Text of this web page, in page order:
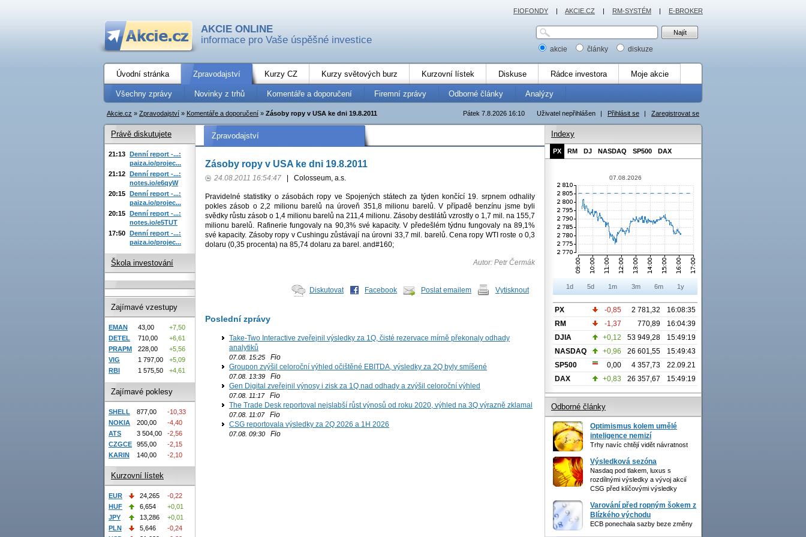
AKCIE ONLINE
informace pro Vaše úspěšné investice
akcie články diskuze
Úvodní stránka Zpravodajství Kurzy CZ Kurzy světových burz Kurzovní lístek Diskuse Rádce investora Moje akcie
Všechny zprávy Novinky z trhů Komentáře a doporučení Firemní zprávy Odborné články Analýzy
Uživatel nepřihlášen | Přihlásit se | Zaregistrovat se
Pátek 7.8.2026 16:10
Akcie.cz » Zpravodajství » Komentáře a doporučení » Zásoby ropy v USA ke dni 19.8.2011
Zpravodajství
Zásoby ropy v USA ke dni 19.8.2011
24.08.2011 16:54:47 Colosseum, a.s.
Pravidelné statistiky o zásobách ropy ve Spojených státech za týden končící 19. srpnem odhalily
pokles zásob o 2,2 milionu barelů na úroveň 351,8 milionu barelů. V případě benzínu jsme byli
svědky růstu zásob o 1,4 milionu barelů na 211,4 milionu. Zásoby destilátů vzrostly o 1,7 mil. na 155,7
milionu barelů. Rafinerie fungovaly na 90,3% své kapacity. V předešlém týdnu fungovaly na 89,1%
své kapacity. Zásoby ropy v Cushingu zůstávají na úrovni 33,7 mil. barelů. Cena ropy WTI roste o 0,3
dolaru (0,35 procenta) na 85,74 dolaru za barel. and#160;
Autor: Petr Čermák
Diskutovat Facebook Poslat emailem Vytisknout
Poslední zprávy
Take-Two Interactive zveřejnil výsledky za 1Q, čisté rezervace mírně překonaly odhady
analytiků
07.08. 15:25 Fio
Groupon zvýšil celoroční výhled očištěné EBITDA, výsledky za 2Q byly smíšené
07.08. 13:39 Fio
Gen Digital zveřejnil výnosy i zisk za 1Q nad odhady a zvýšil celoroční výhled
07.08. 11:17Fio
The Trade Desk reportoval nejslabší růst výnosů od roku 2020, výhled na 3Q výrazně zklamal
07.08. 11:07Fio
CSG reportovala výsledky za 2Q 2026 a 1H 2026
07.08. 09:30 Fio
Právě diskutujete
21:13 Denní report -...:
paiza.io/projec...
21:12 Denní report -...:
notes.io/e6qyW
20:15 Denní report -...:
paiza.io/projec...
20:15 Denní report -...:
notes.io/e5TUT
17:50 Denní report -...:
paiza.io/projec...
Škola investování
Zajímavé vzestupy
EMAN 43,00
+7,50
DETEL
710,00
+6,61
PRAPM
228,00
+5,56
VIG
1 797,00
+5,09
RBI
1 575,50 +4,61
Zajímavé poklesy
SHELL 877,00
-10,33
NOKIA
200,00
-4,40
ATS
3 504,00
-2,56
CZGCE
955,00
-2,15
KARIN
140,00 -2,10
Kurzovní lístek
EUR 24,265
-0,22
HUF
6,654
+0,01
JPY
13,286
+0,01
PLN
5,646
-0,24
Indexy
PX RM DJ NASDAQ SP500 DAX
07.08.2026
1d 5d 1m 3m 6m 1y
PX -0,85 2 781,32
16:08:35
RM
-1,37 770,89
16:04:39
DJIA
+0,12 53 949,28
15:49:19
NASDAQ
+0,96 26 601,55
15:49:43
SP500
0,00 4 357,73
22.09.21
DAX
+0,83 26 357,67 15:49:19
Odborné články
Optimismus kolem umělé
inteligence nemizí
Trhy navíc chtějí vidět návratnost
Výsledková sezóna
Nasdaq pod tlakem, luxus s
rozdílnými výsledky a vývoj akcií
CSG před klíčovými výsledky
Varování před ropným šokem z
Blízkého východu
ECB ponechala sazby beze změny
FIOFONDY | AKCIE.CZ | RM-SYSTÉM | E-BROKER